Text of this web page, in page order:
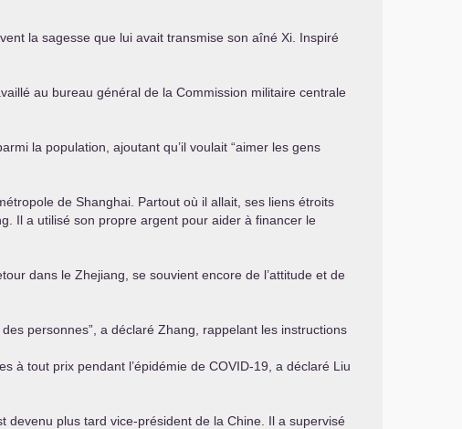
la sagesse que lui avait transmise son aîné Xi. Inspiré
au bureau général de la Commission militaire centrale
la population, ajoutant qu’il voulait “aimer les gens
de Shanghai. Partout où il allait, ses liens étroits
Il a utilisé son propre argent pour aider à financer le
dans le Zhejiang, se souvient encore de l’attitude et de
personnes”, a déclaré Zhang, rappelant les instructions
à tout prix pendant l’épidémie de COVID-19, a déclaré Liu
devenu plus tard vice-président de la Chine. Il a supervisé